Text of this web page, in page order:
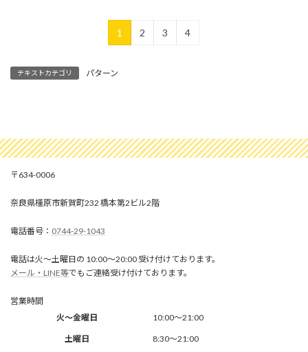
1 2 3 4
テキストカテゴリ パターン
634-0006
奈良県橿原市新賀町232 橋本第2ビル2階
0744-29-1043
電話は火～土曜日の 10:00～20:00 受け付けております。
メール・LINE等でもご連絡受け付けております。
営業時間
火～金曜日
10:00～21:00
土曜日 8:30～21:00